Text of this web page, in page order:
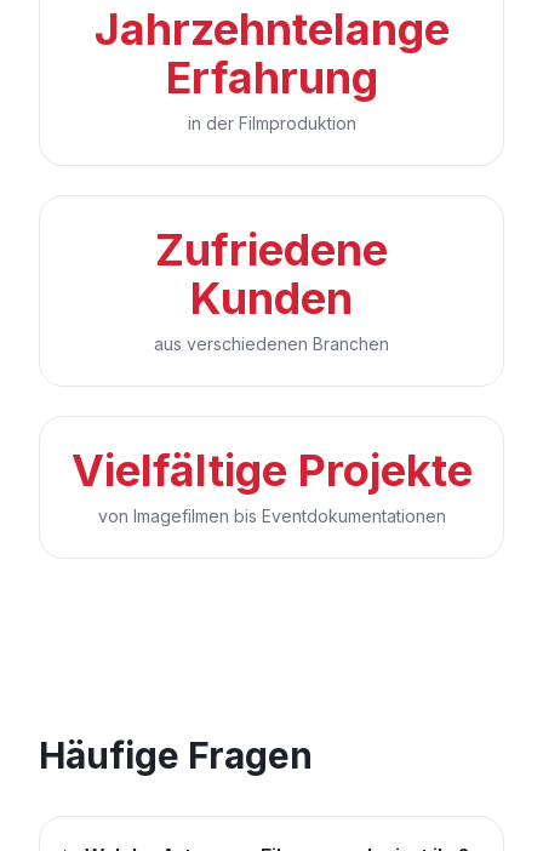
Jahrzehntelange
Erfahrung
in der Filmproduktion
Zufriedene
Kunden
aus verschiedenen Branchen
Vielfältige Projekte
von Imagefilmen bis Eventdokumentationen
Häufige Fragen